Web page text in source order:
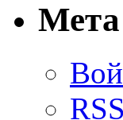
Мета
RSS